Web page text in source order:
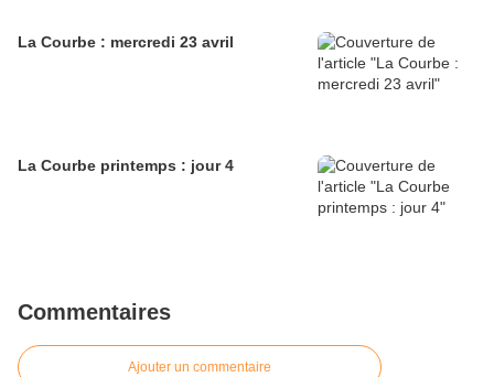
La Courbe : mercredi 23 avril
La Courbe printemps : jour 4
Commentaires
Ajouter un commentaire